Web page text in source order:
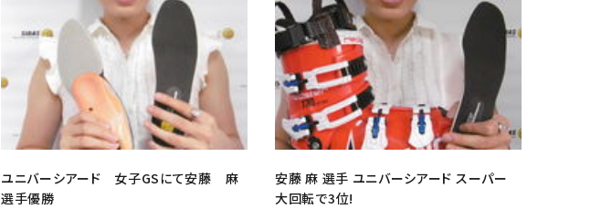
ユニバーシアード 女子GSにて安藤 麻
選手優勝
安藤 麻 選手 ユニバーシアード スーパー
大回転で3位!